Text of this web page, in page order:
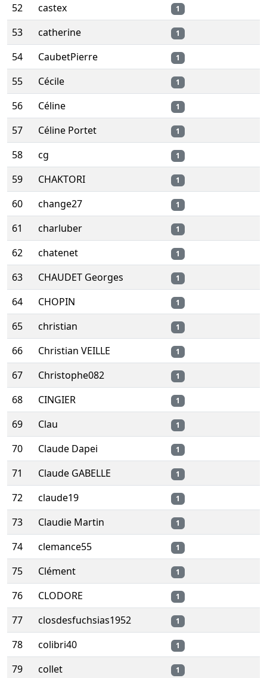
52 castex 1
53 catherine 1
54 CaubetPierre 1
55 Cécile 1
56 Céline 1
57 Céline Portet 1
58 cg 1
59 CHAKTORI 1
60 change27 1
61 charluber 1
62 chatenet 1
63 CHAUDET Georges 1
64 CHOPIN 1
65 christian 1
66 Christian VEILLE 1
67 Christophe082 1
68 CINGIER 1
69 Clau 1
70 Claude Dapei 1
71 Claude GABELLE 1
72 claude19 1
73 Claudie Martin 1
74 clemance55 1
75 Clément 1
76 CLODORE 1
77 closdesfuchsias1952 1
78 colibri40 1
79 collet 1